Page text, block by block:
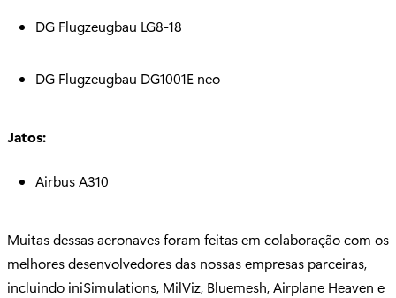
DG Flugzeugbau LG8-18
DG Flugzeugbau DG1001E neo
Jatos:
Airbus A310
Muitas dessas aeronaves foram feitas em colaboração com os
melhores desenvolvedores das nossas empresas parceiras,
incluindo iniSimulations, MilViz, Bluemesh, Airplane Heaven e